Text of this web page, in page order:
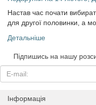
Настав час почати
для другої половинки, а
Детальніше
Підпишись на нашу
Інформація